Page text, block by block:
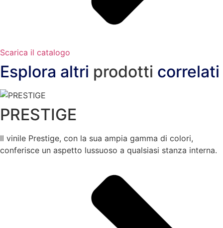
Scarica il catalogo
Esplora altri prodotti correlati
PRESTIGE
Il vinile Prestige, con la sua ampia gamma di colori,
conferisce un aspetto lussuoso a qualsiasi stanza interna.